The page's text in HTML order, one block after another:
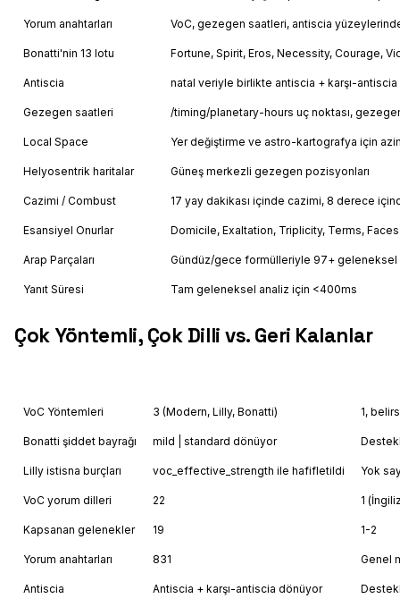
Yorum anahtarları VoC, gezegen saatleri, antiscia
Bonatti'nin 13 lotu Fortune, Spirit, Eros, Necessity, Courage,
Antiscia natal veriyle birlikte antiscia + karşı-antiscia
Gezegen saatleri /timing/planetary-hours uç noktası,
Local Space Yer değiştirme ve astro-kartografya için
Helyosentrik haritalar Güneş merkezli gezegen pozisyonları
Cazimi / Combust 17 yay dakikası içinde cazimi, 8 derece
Esansiyel Onurlar Domicile, Exaltation, Triplicity, Terms,
Arap Parçaları Gündüz/gece formülleriyle 97+ geleneksel
Yanıt Süresi Tam geleneksel analiz için <400ms
Çok Yöntemli, Çok Dilli vs. Geri Kalanlar
VoC Yöntemleri 3 (Modern, Lilly, Bonatti) 1,
Bonatti şiddet bayrağı mild | standard dönüyor
Lilly istisna burçları voc_effective_strength ile hafifletildi Yok
VoC yorum dilleri 22 1
Kapsanan gelenekler 19 1-2
Yorum anahtarları 831 Genel
Antiscia Antiscia + karşı-antiscia dönüyor